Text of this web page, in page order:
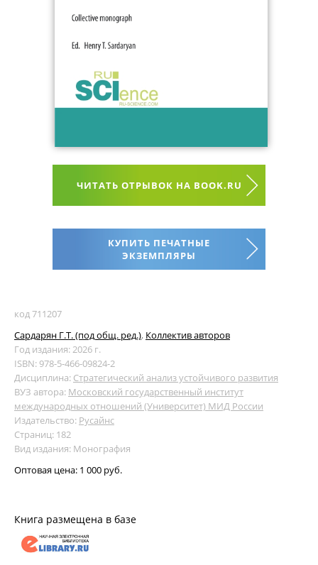
ЧИТАТЬ ОТРЫВОК НА BOOK.RU
КУПИТЬ ПЕЧАТНЫЕ
ЭКЗЕМПЛЯРЫ
код 711207
Сардарян Г.Т. (под общ. ред.), Коллектив авторов
Год издания: 2026 г.
ISBN: 978-5-466-09824-2
Дисциплина: Стратегический анализ устойчивого развития
ВУЗ автора: Московский государственный институт
международных отношений (Университет) МИД России
Издательство: Русайнс
Страниц: 182
Вид издания: Монография
Оптовая цена: 1 000 руб.
Книга размещена в базе